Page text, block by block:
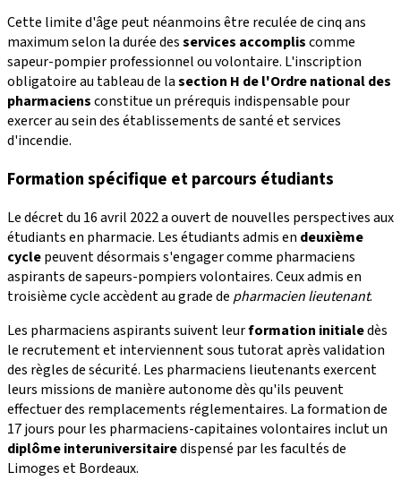
Cette limite d'âge peut néanmoins être reculée de cinq ans
maximum selon la durée desservices accompliscomme
sapeur-pompier professionnel ou volontaire. L'inscription
obligatoire au tableau de lasection H de l'Ordre national des
pharmaciensconstitue un prérequis indispensable pour
exercer au sein des établissements de santé et services
d'incendie.
Formation spécifique et parcours étudiants
Le décret du 16 avril 2022 a ouvert de nouvelles perspectives aux
étudiants en pharmacie. Les étudiants admis en deuxième
cyclepeuvent désormais s'engager comme pharmaciens
aspirants de sapeurs-pompiers volontaires. Ceux admis en
troisième cycle accèdent au grade de pharmacien lieutenant.
Les pharmaciens aspirants suivent leurformation initialedès
le recrutement et interviennent sous tutorat après validation
des règles de sécurité. Les pharmaciens lieutenants exercent
leurs missions de manière autonome dès qu'ils peuvent
effectuer des remplacements réglementaires. La formation de
17 jours pour les pharmaciens-capitaines volontaires inclut un
diplôme interuniversitairedispensé par les facultés de
Limoges et Bordeaux.